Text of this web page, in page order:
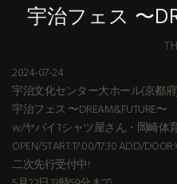
宇治フェス 〜
2024-07-24
宇治文化センター大ホール(京都
宇治フェス 〜DREAM&FUTURE〜
w/ヤバイTシャツ屋さん・岡崎体
OPEN/START:17:00/17:30 ADD/
二次先行受付中!